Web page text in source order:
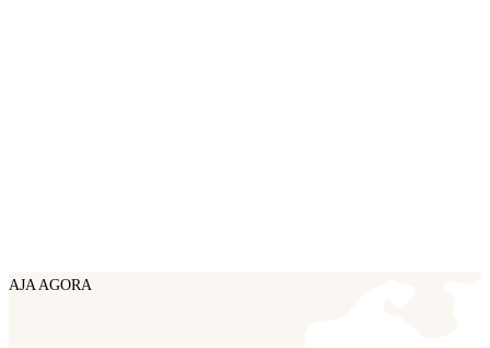
AJA AGORA